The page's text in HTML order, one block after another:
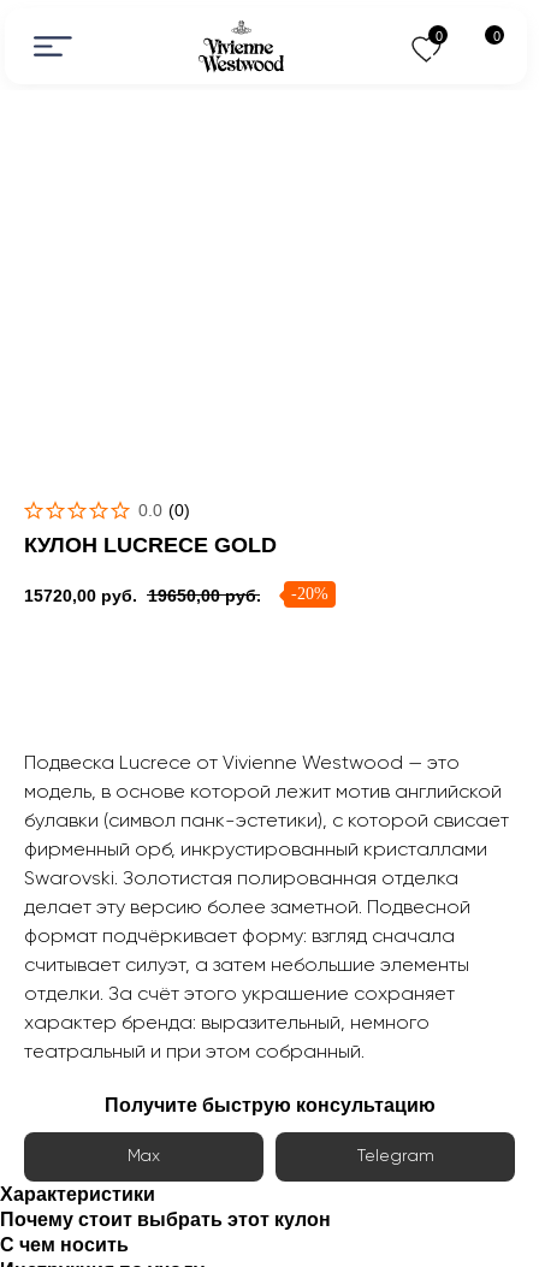
0.0 (0)
КУЛОН LUCRECE GOLD
15720,00 руб. 19650,00 руб. -20%
Подвеска Lucrece от Vivienne Westwood — это
модель, в основе которой лежит мотив английской
булавки (символ панк-эстетики), с которой свисает
фирменный орб, инкрустированный кристаллами
Swarovski. Золотистая полированная отделка
делает эту версию более заметной. Подвесной
формат подчёркивает форму: взгляд сначала
считывает силуэт, а затем небольшие элементы
отделки. За счёт этого украшение сохраняет
характер бренда: выразительный, немного
театральный и при этом собранный.
Получите быструю консультацию
Max Telegram
Характеристики
Почему стоит выбрать этот кулон
С чем носить